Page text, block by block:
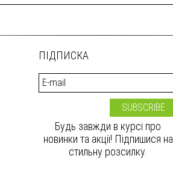
ПІДПИСКА
Будь завжди в курсі про
новинки та акції! Підпишися на
стильну розсилку.